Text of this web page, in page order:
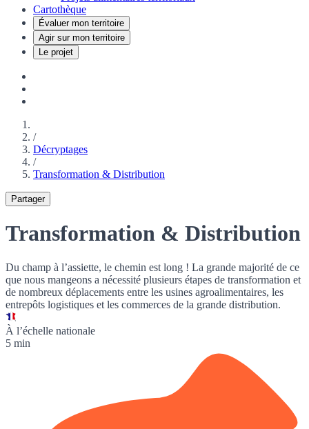
Cartothèque
Évaluer mon territoire
Agir sur mon territoire
Le projet
/
Décryptages
/
Transformation & Distribution
Partager
Transformation & Distribution
Du champ à l’assiette, le chemin est long ! La grande majorité de ce
que nous mangeons a nécessité plusieurs étapes de transformation et
de nombreux déplacements entre les usines agroalimentaires, les
entrepôts logistiques et les commerces de la grande distribution.
À l’échelle nationale
5 min